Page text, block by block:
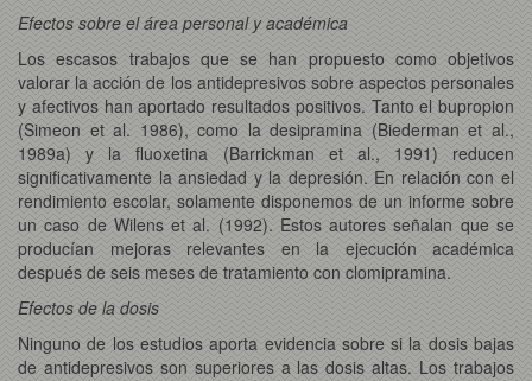
Efectos sobre el área personal y académica
Los escasos trabajos que se han propuesto como objetivos
valorar la acción de los antidepresivos sobre aspectos personales
y afectivos han aportado resultados positivos. Tanto el bupropion
(Simeon et al. 1986), como la desipramina (Biederman et al.,
1989a) y la fluoxetina (Barrickman et al., 1991) reducen
significativamente la ansiedad y la depresión. En relación con el
rendimiento escolar, solamente disponemos de un informe sobre
un caso de Wilens et al. (1992). Estos autores señalan que se
producían mejoras relevantes en la ejecución académica
después de seis meses de tratamiento con clomipramina.
Efectos de la dosis
Ninguno de los estudios aporta evidencia sobre si la dosis bajas
de antidepresivos son superiores a las dosis altas. Los trabajos